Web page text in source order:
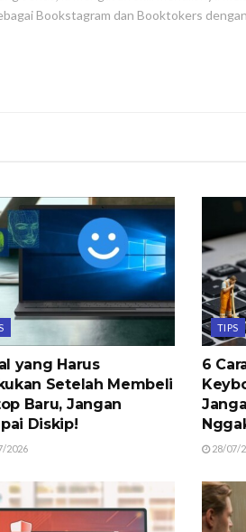
Bookstagram dan Booktokers
yang Harus
Setelah Membeli
Baru, Jangan
Diskip!
2026
TIPS
6
28/07/